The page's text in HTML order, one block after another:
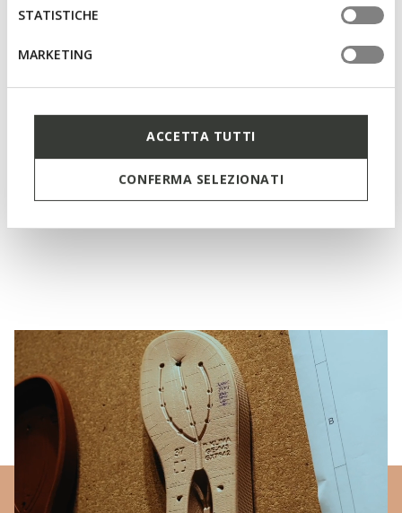
STATISTICHE
MARKETING
ACCETTA TUTTI
CONFERMA SELEZIONATI
AKTIVE BELÜFTUNG
CLIMASANDAL 1.0 HERR
Anatomische Sandalen